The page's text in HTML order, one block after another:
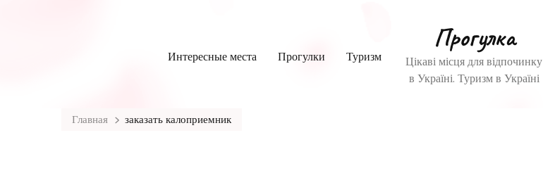
Интересные места Прогулки Туризм
Прогулка
Цікаві місця для відпочинку
в Україні. Туризм в Україні
Главная заказать калоприемник